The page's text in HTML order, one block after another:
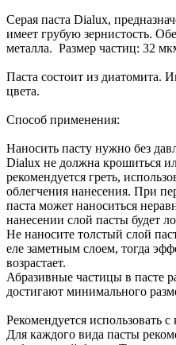
Серая паста Dialux,
имеет грубую зернистость.
металла. Размер частиц: 32
Паста состоит из диатомита.
цвета.
Способ применения:
Наносить пасту нужно без
Dialux не должна крошиться
рекомендуется греть,
облегчения нанесения. При
паста может наноситься
нанесении слой пасты будет
Не наносите толстый слой
еле заметным слоем, тогда
возрастает.
Абразивные частицы в пасте
достигают минимального
Рекомендуется использовать
Для каждого вида пасты